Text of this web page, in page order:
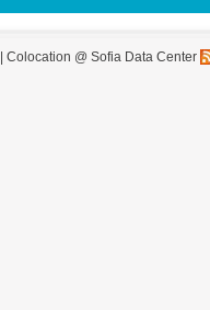
Colocation @ Sofia Data Center